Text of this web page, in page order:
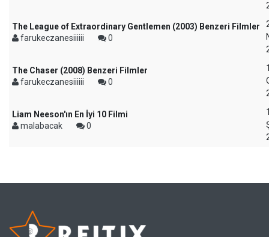
The League of Extraordinary Gentlemen (2003) Benzeri Filmler
farukeczanesiiiiii
0
The Chaser (2008) Benzeri Filmler
farukeczanesiiiiii
0
Liam Neeson'ın En İyi 10 Filmi
malabacak
0